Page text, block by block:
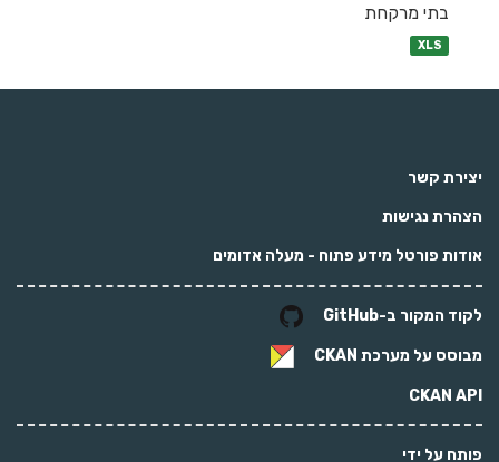
בתי מרקחת
XLS
יצירת קשר
הצהרת נגישות
אודות פורטל מידע פתוח - מעלה אדומים
לקוד המקור ב-GitHub
מבוסס על מערכת CKAN
CKAN API
פותח על ידי